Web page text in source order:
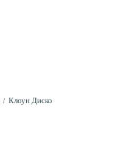
/ Клоун Диско